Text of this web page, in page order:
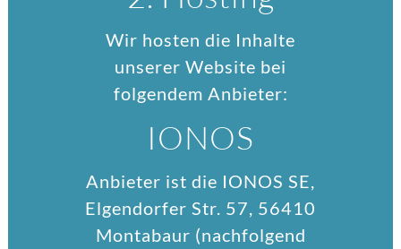
Wir hosten die Inhalte
unserer Website bei
folgendem Anbieter:
IONOS
Anbieter ist die IONOS SE,
Elgendorfer Str. 57, 56410
Montabaur (nachfolgend